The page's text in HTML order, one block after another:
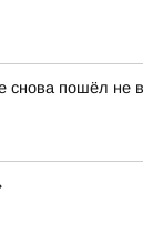
снова пошёл не в